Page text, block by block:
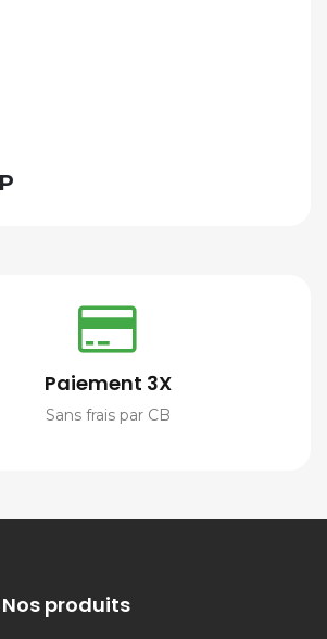
Paiement 3X
Sans frais par CB
Nos produits